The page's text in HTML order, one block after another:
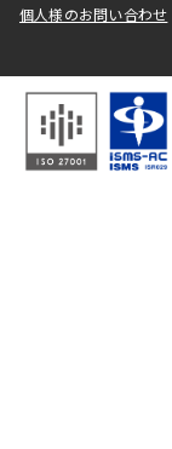
個人様のお問い合わせ